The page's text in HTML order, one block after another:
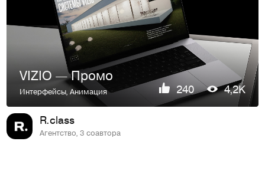
VIZIO — Промо
Интерфейсы,Анимация 240 4,2K
R.class
Агентство, 3 соавтора